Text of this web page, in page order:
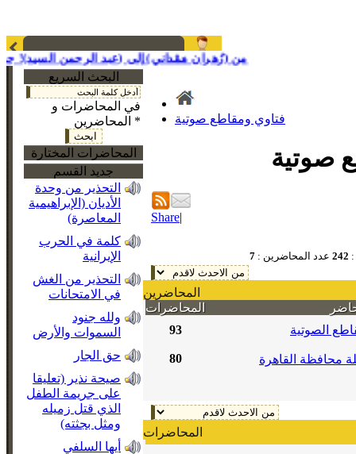
من (زُهران مَمْداني) إلى (عبد الرحمن السيد)!
البحث السريع
في المحاضرات و
المحاضرين *
المحاضرات المختارة
جديد القسم
التحذير من وحدة
الأديان (الإبراهيمية
المعاصرة)
كلمة في الحرب
الإيرانية
التحذير من الغش
في الامتحانات
ولله جنود
السموات والأرض
حق الجار
صيحة نذير (تعليقا
على جريمة الطفل
الذي قتل زميله
ومثل بجثته)
أيها السلفي
فتاوي ومقاطع صوتية
صوتية
Share|
242 عدد المحاضرين : 7
المحاضرين
المحاضرات
الصوتية
93
محافظة القاهرة 80
المحاضرات